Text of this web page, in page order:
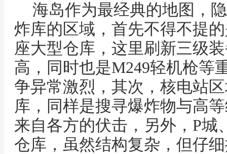
海岛作为最经典的地图，
炸库的区域，首先不得不提
座大型仓库，这里刷新三级
高，同时也是M249轻机枪等
争异常激烈，其次，核电站
库，同样是搜寻爆炸物与高
来自各方的伏击，另外，P城
仓库，虽然结构复杂，但仔